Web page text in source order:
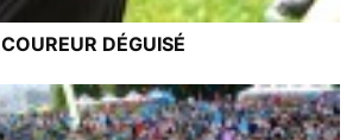
COUREUR DÉGUISÉ